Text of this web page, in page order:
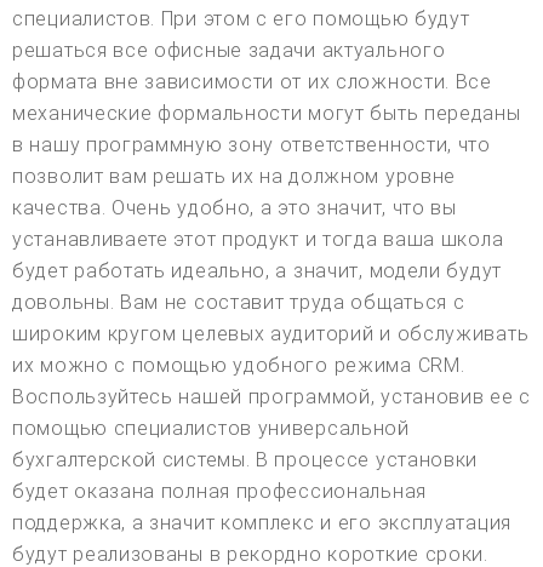
специалистов. При этом с его помощью будут
решаться все офисные задачи актуального
формата вне зависимости от их сложности. Все
механические формальности могут быть переданы
в нашу программную зону ответственности, что
позволит вам решать их на должном уровне
качества. Очень удобно, а это значит, что вы
устанавливаете этот продукт и тогда ваша школа
будет работать идеально, а значит, модели будут
довольны. Вам не составит труда общаться с
широким кругом целевых аудиторий и обслуживать
их можно с помощью удобного режима CRM.
Воспользуйтесь нашей программой, установив ее с
помощью специалистов универсальной
бухгалтерской системы. В процессе установки
будет оказана полная профессиональная
поддержка, а значит комплекс и его эксплуатация
будут реализованы в рекордно короткие сроки.